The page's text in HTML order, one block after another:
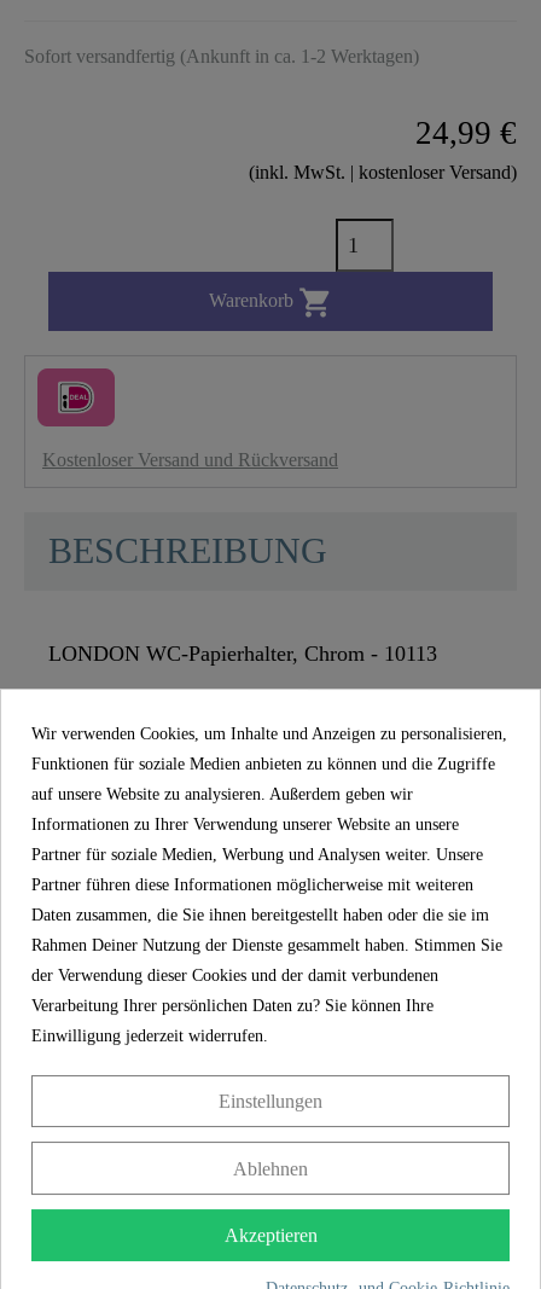
Sofort versandfertig (Ankunft in ca. 1-2 Werktagen)
24,99 €
(inkl. MwSt. | kostenloser Versand)
Warenkorb 
Kostenloser Versand und Rückversand
BESCHREIBUNG
LONDON WC-Papierhalter, Chrom - 10113
Farbe Chrom
0,2 Kg
EIGENSCHAFTEN
Shop aus Deutschland
Shop aus Deutschland
Wir verwenden Cookies, um Inhalte und Anzeigen zu personalisieren,
Funktionen für soziale Medien anbieten zu können und die Zugriffe
auf unsere Website zu analysieren. Außerdem geben wir
Informationen zu Ihrer Verwendung unserer Website an unsere
Partner für soziale Medien, Werbung und Analysen weiter. Unsere
Partner führen diese Informationen möglicherweise mit weiteren
Daten zusammen, die Sie ihnen bereitgestellt haben oder die sie im
Rahmen Deiner Nutzung der Dienste gesammelt haben. Stimmen Sie
der Verwendung dieser Cookies und der damit verbundenen
Verarbeitung Ihrer persönlichen Daten zu? Sie können Ihre
Einwilligung jederzeit widerrufen.
Einstellungen
Ablehnen
Akzeptieren